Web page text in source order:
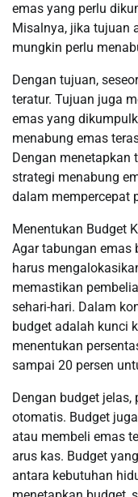
emas yang perlu
Misalnya, jika tujuan
mungkin perlu
Dengan tujuan,
teratur. Tujuan juga
emas yang
menabung emas
Dengan menetapkan
strategi menabung
dalam mempercepat
Menentukan Budget
Agar tabungan emas
harus
memastikan
sehari-hari. Dalam
budget adalah kunci
menentukan
sampai 20 persen
Dengan budget
otomatis. Budget
atau membeli emas
arus kas. Budget
antara kebutuhan